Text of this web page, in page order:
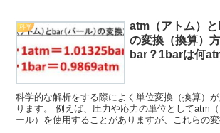
科学
atm（アトム）と
の変換（換算）
bar？1barは何
科学的な解析をする際によく単位変換（換算）
ります。 例えば、圧力や応力の単位としてatm
ール）を使用することがありますが、これらの